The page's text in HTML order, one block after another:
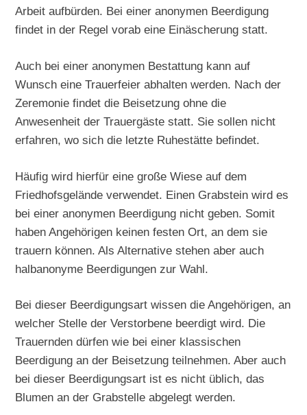
Arbeit aufbürden. Bei einer anonymen Beerdigung
findet in der Regel vorab eine Einäscherung statt.
Auch bei einer anonymen Bestattung kann auf
Wunsch eine Trauerfeier abhalten werden. Nach der
Zeremonie findet die Beisetzung ohne die
Anwesenheit der Trauergäste statt. Sie sollen nicht
erfahren, wo sich die letzte Ruhestätte befindet.
Häufig wird hierfür eine große Wiese auf dem
Friedhofsgelände verwendet. Einen Grabstein wird es
bei einer anonymen Beerdigung nicht geben. Somit
haben Angehörigen keinen festen Ort, an dem sie
trauern können. Als Alternative stehen aber auch
halbanonyme Beerdigungen zur Wahl.
Bei dieser Beerdigungsart wissen die Angehörigen, an
welcher Stelle der Verstorbene beerdigt wird. Die
Trauernden dürfen wie bei einer klassischen
Beerdigung an der Beisetzung teilnehmen. Aber auch
bei dieser Beerdigungsart ist es nicht üblich, das
Blumen an der Grabstelle abgelegt werden.